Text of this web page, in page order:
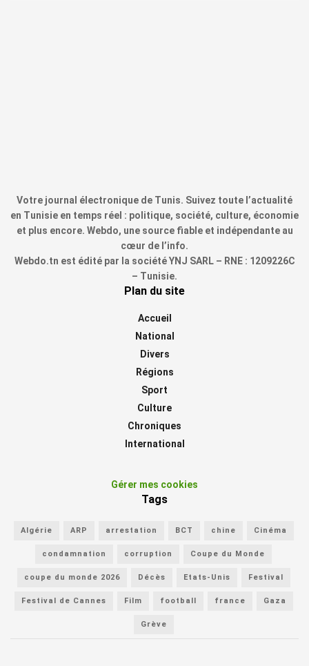
Votre journal électronique de Tunis. Suivez toute l’actualité
en Tunisie en temps réel : politique, société, culture, économie
et plus encore. Webdo, une source fiable et indépendante au
cœur de l’info.
Webdo.tn est édité par la société YNJ SARL – RNE : 1209226C
– Tunisie.
Plan du site
Accueil
National
Divers
Régions
Sport
Culture
Chroniques
International
Gérer mes cookies
Tags
Algérie ARP arrestation BCT chine Cinéma
condamnation corruption Coupe du Monde
coupe du monde 2026 Décès Etats-Unis Festival
Festival de Cannes Film football france Gaza
Grève